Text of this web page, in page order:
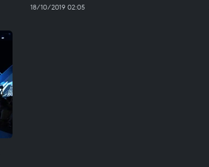
18/10/2019 02:05